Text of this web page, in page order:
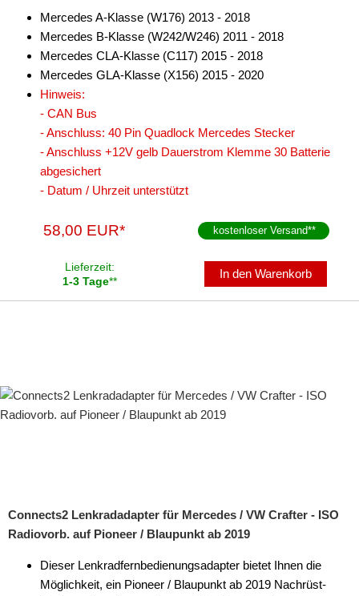
Mercedes A-Klasse (W176) 2013 - 2018
Mercedes B-Klasse (W242/W246) 2011 - 2018
Mercedes CLA-Klasse (C117) 2015 - 2018
Mercedes GLA-Klasse (X156) 2015 - 2020
Hinweis:
- CAN Bus
- Anschluss: 40 Pin Quadlock Mercedes Stecker
- Anschluss +12V gelb Dauerstrom Klemme 30 Batterie
abgesichert
- Datum / Uhrzeit unterstützt
58,00 EUR* kostenloser Versand**
Lieferzeit:
1-3 Tage**
In den Warenkorb
Connects2 Lenkradadapter für Mercedes / VW Crafter - ISO
Radiovorb. auf Pioneer / Blaupunkt ab 2019
Dieser Lenkradfernbedienungsadapter bietet Ihnen die
Möglichkeit, ein Pioneer / Blaupunkt ab 2019 Nachrüst-